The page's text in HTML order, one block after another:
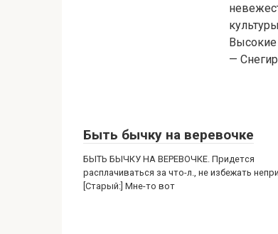
—
Быть бычку на веревочке
БЫТЬ БЫЧКУ НА ВЕРЕВОЧКЕ. Придется
расплачиваться за что-л., не избежать
[Старый:] Мне-то вот